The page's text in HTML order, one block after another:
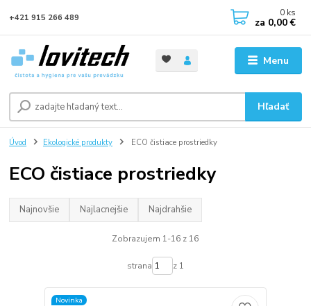
Menu
Hľadať
+421 915 266 489 0 ks
za 0,00 €
Úvod Ekologické produkty ECO čistiace prostriedky
ECO čistiace prostriedky
Najnovšie Najlacnejšie Najdrahšie
Zobrazujem 1-16 z 16
strana z 1
Novinka